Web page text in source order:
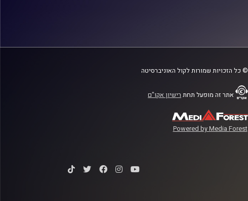
© כל הזכויות שמורות לקול האוניברסיטה
אתר זה מופעל תחת רישיון אקו"ם
Powered by Media Forest